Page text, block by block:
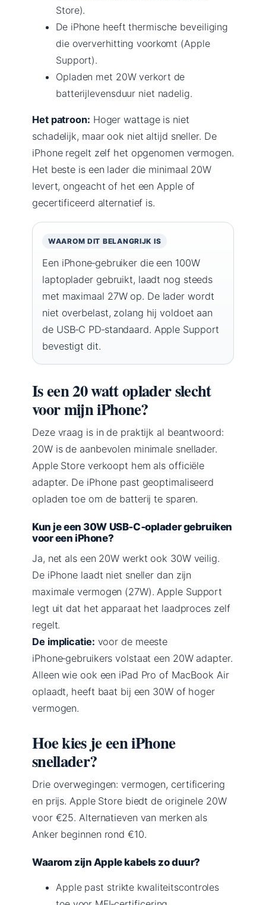
Store).
De iPhone heeft thermische beveiliging
die oververhitting voorkomt (Apple
Support).
Opladen met 20W verkort de
batterijlevensduur niet nadelig.
Het patroon: Hoger wattage is niet
schadelijk, maar ook niet altijd sneller. De
iPhone regelt zelf het opgenomen vermogen.
Het beste is een lader die minimaal 20W
levert, ongeacht of het een Apple of
gecertificeerd alternatief is.
WAAROM DIT BELANGRIJK IS
Een iPhone‑gebruiker die een 100W
laptoplader gebruikt, laadt nog steeds
met maximaal 27W op. De lader wordt
niet overbelast, zolang hij voldoet aan
de USB‑C PD‑standaard. Apple Support
bevestigt dit.
Is een 20 watt oplader slecht
voor mijn iPhone?
Deze vraag is in de praktijk al beantwoord:
20W is de aanbevolen minimale snellader.
Apple Store verkoopt hem als officiële
adapter. De iPhone past geoptimaliseerd
opladen toe om de batterij te sparen.
Kun je een 30W USB‑C‑oplader gebruiken
voor een iPhone?
Ja, net als een 20W werkt ook 30W veilig.
De iPhone laadt niet sneller dan zijn
maximale vermogen (27W). Apple Support
legt uit dat het apparaat het laadproces zelf
regelt.
De implicatie: voor de meeste
iPhone‑gebruikers volstaat een 20W adapter.
Alleen wie ook een iPad Pro of MacBook Air
oplaadt, heeft baat bij een 30W of hoger
vermogen.
Hoe kies je een iPhone
snellader?
Drie overwegingen: vermogen, certificering
en prijs. Apple Store biedt de originele 20W
voor €25. Alternatieven van merken als
Anker beginnen rond €10.
Waarom zijn Apple kabels zo duur?
Apple past strikte kwaliteitscontroles